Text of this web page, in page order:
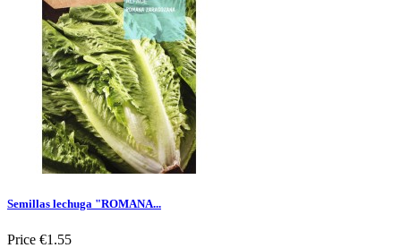
Semillas lechuga "ROMANA...
Price €1.55